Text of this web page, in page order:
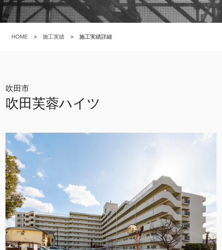
HOME > 施工実績 > 施工実績詳細
吹田市
吹田芙蓉ハイツ